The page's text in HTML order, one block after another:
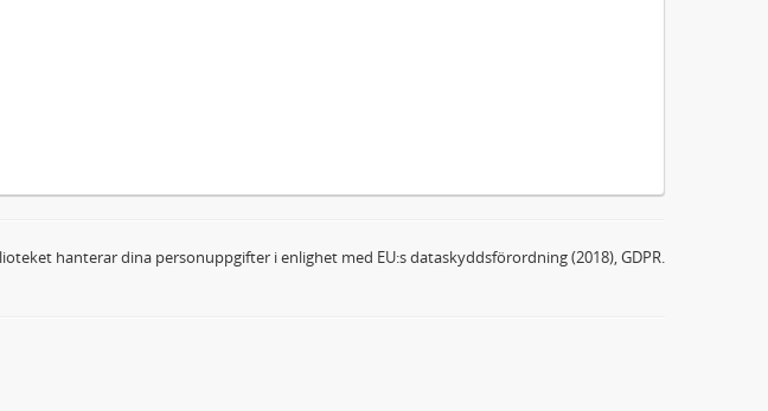
hanterar dina personuppgifter i enlighet med EU:s dataskyddsförordning (2018), GDPR.